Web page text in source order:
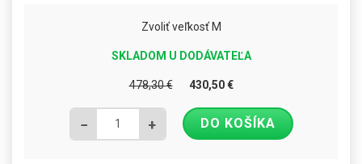
Zvoliť veľkosť M
SKLADOM U DODÁVATEĽA
478,30€ 430,50€
− + DO KOŠÍKA